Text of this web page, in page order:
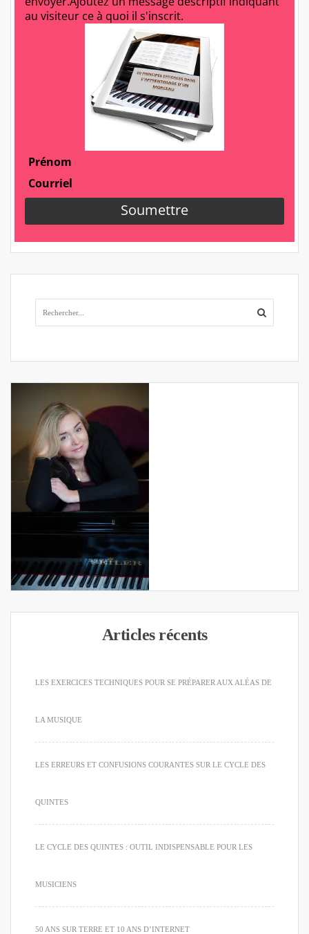
Articles récents
LES EXERCICES TECHNIQUES POUR SE PRÉPARER AUX ALÉAS DE
LA MUSIQUE
LES ERREURS ET CONFUSIONS COURANTES SUR LE CYCLE DES
QUINTES
LE CYCLE DES QUINTES : OUTIL INDISPENSABLE POUR LES
MUSICIENS
50 ANS SUR TERRE ET 10 ANS D’INTERNET